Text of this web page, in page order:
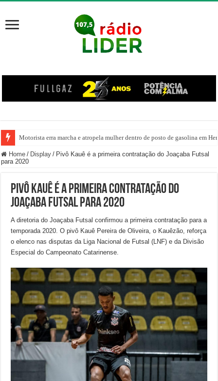
Motorista erra marcha e atropela mulher dentro de posto de gasolina em
Home / Display / Pivô Kauê é a primeira contratação do Joaçaba Futsal
para 2020
Pivô Kauê é a primeira contratação do
Joaçaba Futsal para 2020
A diretoria do Joaçaba Futsal confirmou a primeira contratação para a
temporada 2020. O pivô Kauê Pereira de Oliveira, o Kauêzão, reforça
o elenco nas disputas da Liga Nacional de Futsal (LNF) e da Divisão
Especial do Campeonato Catarinense.